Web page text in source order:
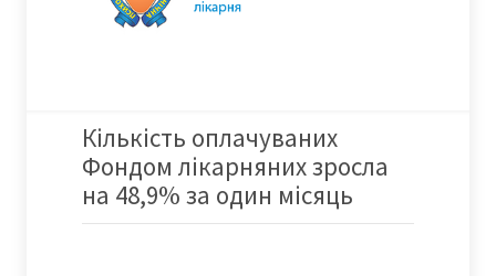
Кількість оплачуваних
Фондом лікарняних зросла
на 48,9% за один місяць